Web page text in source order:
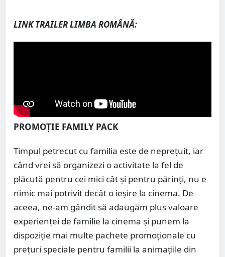
LINK TRAILER LIMBA ROMÂNĂ:
PROMOȚIE FAMILY PACK
Timpul petrecut cu familia este de neprețuit, iar
când vrei să organizezi o activitate la fel de
plăcută pentru cei mici cât și pentru părinți, nu e
nimic mai potrivit decât o ieșire la cinema. De
aceea, ne-am gândit să adaugăm plus valoare
experienței de familie la cinema și punem la
dispoziție mai multe pachete promoționale cu
prețuri speciale pentru familii la animațiile din